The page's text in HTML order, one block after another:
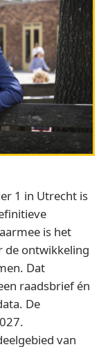
1 in Utrecht is
is het
de ontwikkeling
Dat
raadsbrief én
De
van